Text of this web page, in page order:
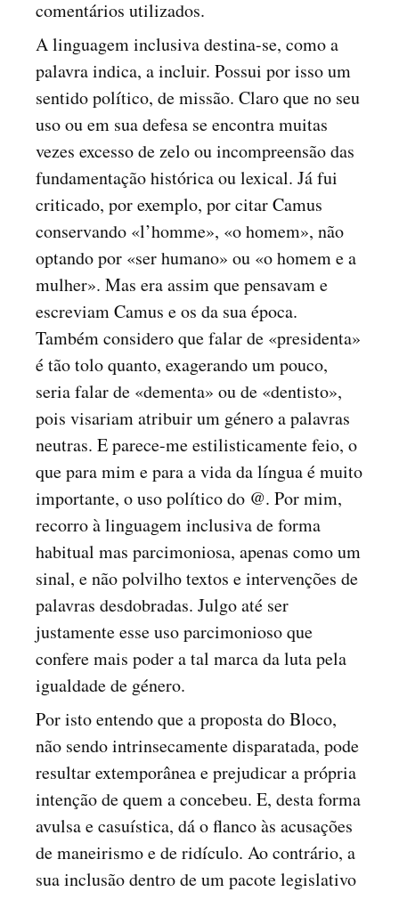
comentários utilizados.
A linguagem inclusiva destina-se, como a
palavra indica, a incluir. Possui por isso um
sentido político, de missão. Claro que no seu
uso ou em sua defesa se encontra muitas
vezes excesso de zelo ou incompreensão das
fundamentação histórica ou lexical. Já fui
criticado, por exemplo, por citar Camus
conservando «l’homme», «o homem», não
optando por «ser humano» ou «o homem e a
mulher». Mas era assim que pensavam e
escreviam Camus e os da sua época.
Também considero que falar de «presidenta»
é tão tolo quanto, exagerando um pouco,
seria falar de «dementa» ou de «dentisto»,
pois visariam atribuir um género a palavras
neutras. E parece-me estilisticamente feio, o
que para mim e para a vida da língua é muito
importante, o uso político do @. Por mim,
recorro à linguagem inclusiva de forma
habitual mas parcimoniosa, apenas como um
sinal, e não polvilho textos e intervenções de
palavras desdobradas. Julgo até ser
justamente esse uso parcimonioso que
confere mais poder a tal marca da luta pela
igualdade de género.
Por isto entendo que a proposta do Bloco,
não sendo intrinsecamente disparatada, pode
resultar extemporânea e prejudicar a própria
intenção de quem a concebeu. E, desta forma
avulsa e casuística, dá o flanco às acusações
de maneirismo e de ridículo. Ao contrário, a
sua inclusão dentro de um pacote legislativo